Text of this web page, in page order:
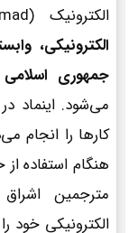
الکترونیک (E-Namad) توسط م
الکترونیکی،
جمهوری اسلامی
می‌شود. اینماد
کارها را انجام
هنگام استفاده
مترجمین
الکترونیکی خود